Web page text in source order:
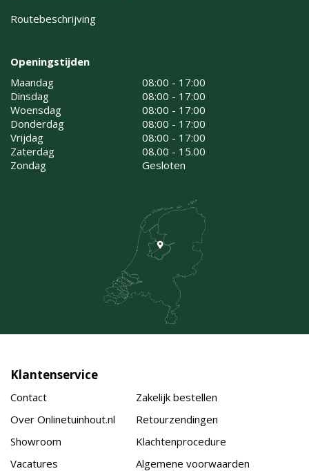
Routebeschrijving
Openingstijden
Maandag
08:00 - 17:00
Dinsdag
08:00 - 17:00
Woensdag
08:00 - 17:00
Donderdag
08:00 - 17:00
Vrijdag
08:00 - 17:00
Zaterdag
08.00 - 15.00
Zondag
Gesloten
Klantenservice
Contact
Over Onlinetuinhout.nl
Showroom
Vacatures
Zakelijk bestellen
Retourzendingen
Klachtenprocedure
Algemene voorwaarden